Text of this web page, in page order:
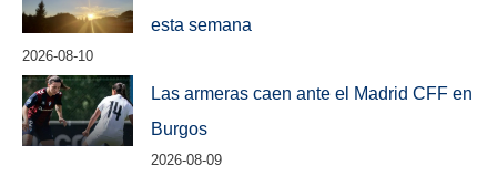
esta semana
2026-08-10
Las armeras caen ante el Madrid CFF en
Burgos
2026-08-09